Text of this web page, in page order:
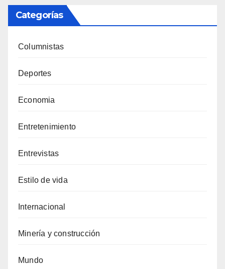
Categorías
Columnistas
Deportes
Economia
Entretenimiento
Entrevistas
Estilo de vida
Internacional
Minería y construcción
Mundo